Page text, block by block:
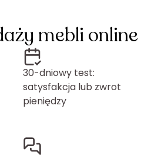
mebli online
30-dniowy test:
satysfakcja lub zwrot
pieniędzy